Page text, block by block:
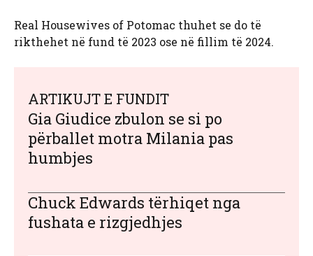
Real Housewives of Potomac thuhet se do të
rikthehet në fund të 2023 ose në fillim të 2024.
ARTIKUJT E FUNDIT
Gia Giudice zbulon se si po
përballet motra Milania pas
humbjes
Chuck Edwards tërhiqet nga
fushata e rizgjedhjes